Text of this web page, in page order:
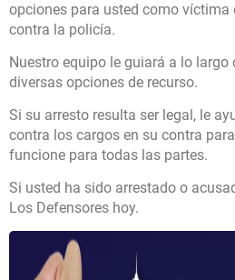
opciones para usted como víctima
contra la policía.
Nuestro equipo le guiará a lo largo
diversas opciones de recurso.
Si su arresto resulta ser legal, le
contra los cargos en su contra
funcione para todas las partes.
Si usted ha sido arrestado o
Los Defensores hoy.